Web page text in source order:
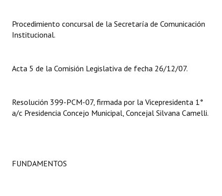
Organigrama
Informes de Gestión
Dictámenes Asesoría Letrada
Ejecución Presupuestaria
Procedimiento concursal de la Secretaría de Comunicación
Institucional.
Acta 5 de la Comisión Legislativa de fecha 26/12/07.
Resolución 399-PCM-07, firmada por la Vicepresidenta 1°
a/c Presidencia Concejo Municipal, Concejal Silvana Camelli.
FUNDAMENTOS